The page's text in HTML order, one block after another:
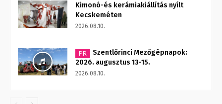
Kimonó-és kerámiakiállítás nyílt
Kecskeméten
2026.08.10.
PR
Szentlőrinci Mezőgépnapok:
2026. augusztus 13-15.
2026.08.10.